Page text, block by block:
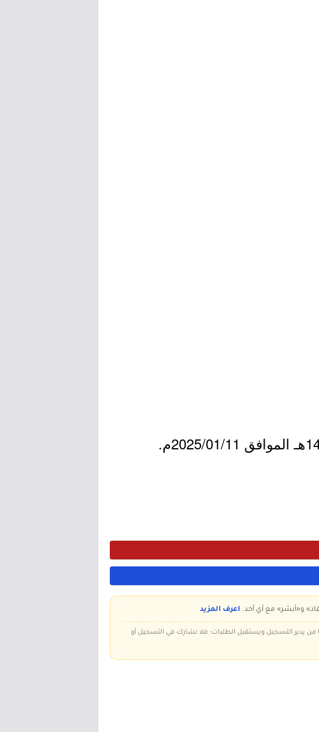
و«أبشر» مع أي أحد. اعرف المزيد
من يدير التسجيل ويستقبل الطلبات؛ فلا نشارك في التسجيل أو